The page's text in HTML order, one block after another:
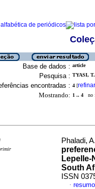
Base de dados : article
Pesquisa : TYASI,
encontradas : 4 [refinar
Mostrando: 1 .. 4 no
Phaladi,
South
ISSN
·